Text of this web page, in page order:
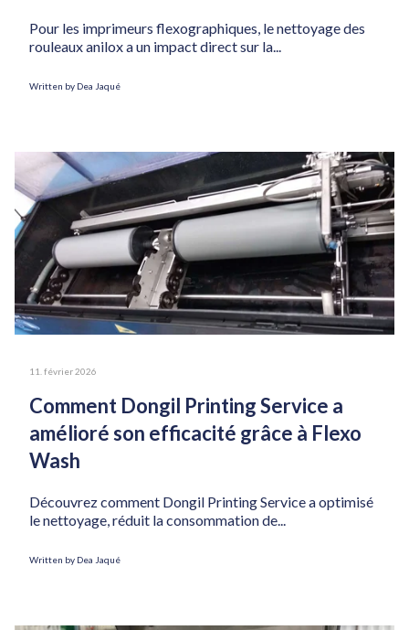
Pour les imprimeurs flexographiques, le nettoyage des
rouleaux anilox a un impact direct sur la...
Written by Dea Jaqué
11. février 2026
Comment Dongil Printing Service a
amélioré son efficacité grâce à Flexo
Wash
Découvrez comment Dongil Printing Service a optimisé
le nettoyage, réduit la consommation de...
Written by Dea Jaqué